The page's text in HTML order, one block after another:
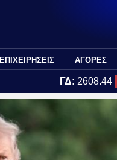
ΕΠΙΧΕΙΡΗΣΕΙΣ ΑΓΟΡΕΣ
ΓΔ: 2608.44